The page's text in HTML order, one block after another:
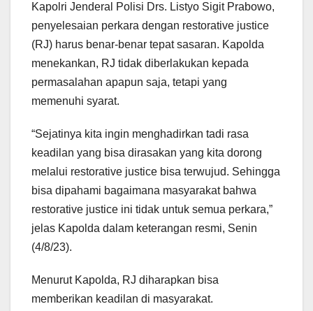
Kapolri Jenderal Polisi Drs. Listyo Sigit Prabowo,
penyelesaian perkara dengan restorative justice
(RJ) harus benar-benar tepat sasaran. Kapolda
menekankan, RJ tidak diberlakukan kepada
permasalahan apapun saja, tetapi yang
memenuhi syarat.
“Sejatinya kita ingin menghadirkan tadi rasa
keadilan yang bisa dirasakan yang kita dorong
melalui restorative justice bisa terwujud. Sehingga
bisa dipahami bagaimana masyarakat bahwa
restorative justice ini tidak untuk semua perkara,”
jelas Kapolda dalam keterangan resmi, Senin
(4/8/23).
Menurut Kapolda, RJ diharapkan bisa
memberikan keadilan di masyarakat.